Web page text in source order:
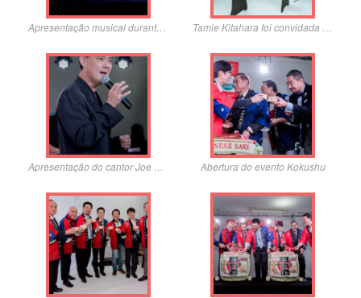
Apresentação musical durante o evento em uma imersão na cultura japonesa Tamie Kitahara foi convidada especial para apresentação de koto e shamisen
Apresentação do cantor Joe Hirata Abertura do evento Kokushu